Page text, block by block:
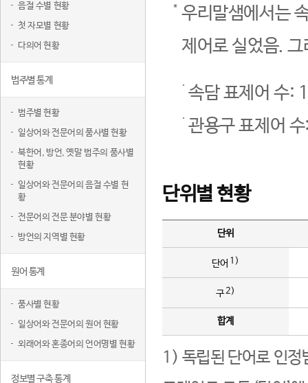
음절 수별 현황
첫 자모별 현황
다의어 현황
범주별 통계
범주별 현황
일상어와 전문어의 품사별 현황
북한어, 방언, 옛말 범주의 품사별
현황
일상어와 전문어의 음절 수별 현
황
전문어의 전문 분야별 현황
방언의 지역별 현황
원어 통계
품사별 현황
일상어와 전문어의 원어 현황
외래어와 혼종어의 언어명별 현황
정보별 구축 통계
우리말샘에서는
제어로 실었음.
속담 표제어 수:
관용구 표제어
단위별 현황
단위
단어 1)
구2)
합계
1) 독립된 단어로 인정